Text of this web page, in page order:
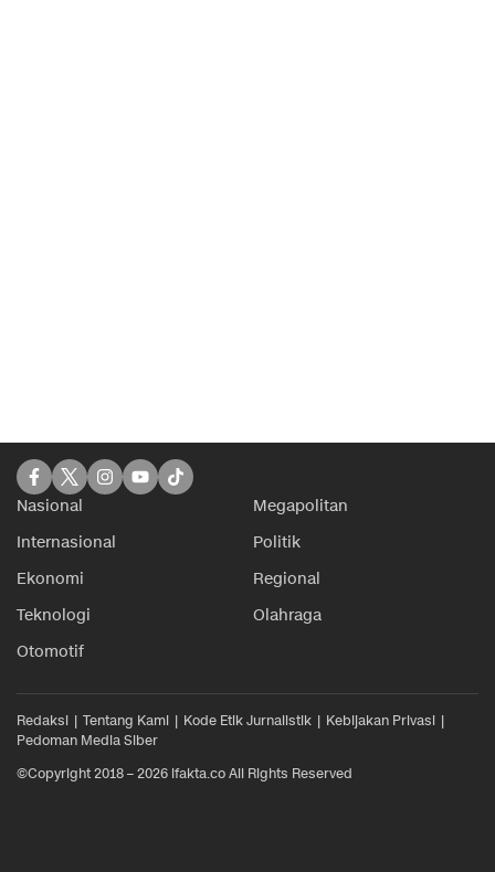
Nasional
Megapolitan
Internasional
Politik
Ekonomi
Regional
Teknologi
Olahraga
Otomotif
Redaksi Tentang Kami Kode Etik Jurnalistik
Kebijakan Privasi
Pedoman Media Siber
©Copyright 2018 – 2026 ifakta.co All Rights Reserved